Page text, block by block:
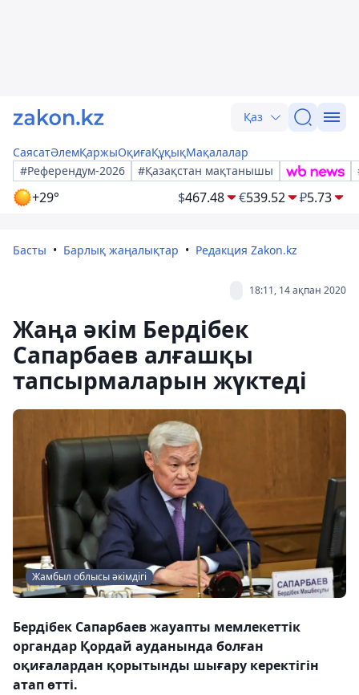
Қаз
СаясатӘлемҚаржыОқиғаҚұқықМақалалар
#Референдум-2026
#Қазақстан мақтанышы
+29° $467.48 €539.52 ₽5.73
Басты Барлық жаңалықтар Редакция Zakon.kz
18:11, 14 ақпан 2020
Жаңа әкім Бердібек
Сапарбаев алғашқы
тапсырмаларын жүктеді
Жамбыл облысы әкімдігі
Бердібек Сапарбаев жауапты мемлекеттік
органдар Қордай ауданында болған
оқиғалардан қорытынды шығару керектігін
атап өтті.